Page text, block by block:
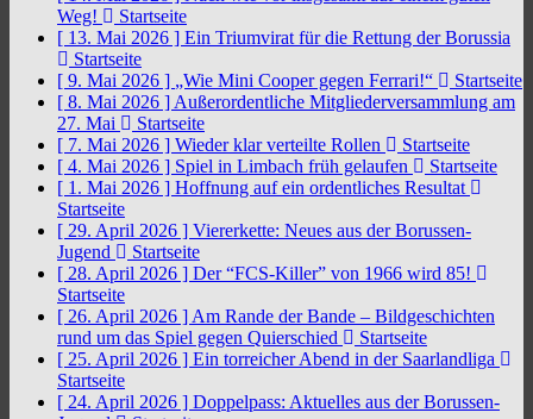
Weg!
Startseite
[ 13. Mai 2026 ] Ein Triumvirat für die Rettung der Borussia
Startseite
[ 9. Mai 2026 ] „Wie Mini Cooper gegen Ferrari!“
Startseite
[ 8. Mai 2026 ] Außerordentliche Mitgliederversammlung am
27. Mai
Startseite
[ 7. Mai 2026 ] Wieder klar verteilte Rollen
Startseite
[ 4. Mai 2026 ] Spiel in Limbach früh gelaufen
Startseite
[ 1. Mai 2026 ] Hoffnung auf ein ordentliches Resultat
Startseite
[ 29. April 2026 ] Viererkette: Neues aus der Borussen-
Jugend
Startseite
[ 28. April 2026 ] Der “FCS-Killer” von 1966 wird 85!
Startseite
[ 26. April 2026 ] Am Rande der Bande – Bildgeschichten
rund um das Spiel gegen Quierschied
Startseite
[ 25. April 2026 ] Ein torreicher Abend in der Saarlandliga
Startseite
[ 24. April 2026 ] Doppelpass: Aktuelles aus der Borussen-